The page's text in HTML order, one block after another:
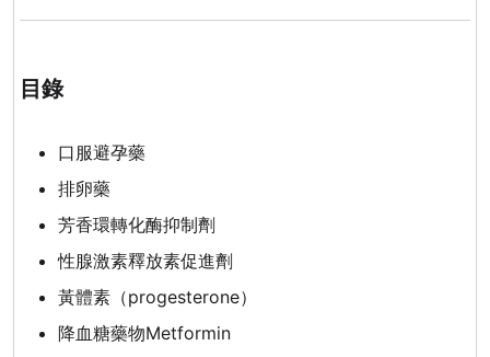
目錄
口服避孕藥
排卵藥
芳香環轉化酶抑制劑
性腺激素釋放素促進劑
黃體素（progesterone）
降血糖藥物Metformin